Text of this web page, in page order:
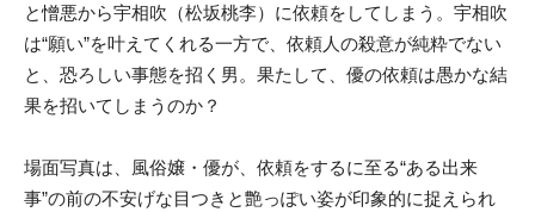
と憎悪から宇相吹（松坂桃李）に依頼をしてしまう。宇相吹
は“願い”を叶えてくれる一方で、依頼人の殺意が純粋でない
と、恐ろしい事態を招く男。果たして、優の依頼は愚かな結
果を招いてしまうのか？
場面写真は、風俗嬢・優が、依頼をするに至る“ある出来
事”の前の不安げな目つきと艶っぽい姿が印象的に捉えられ